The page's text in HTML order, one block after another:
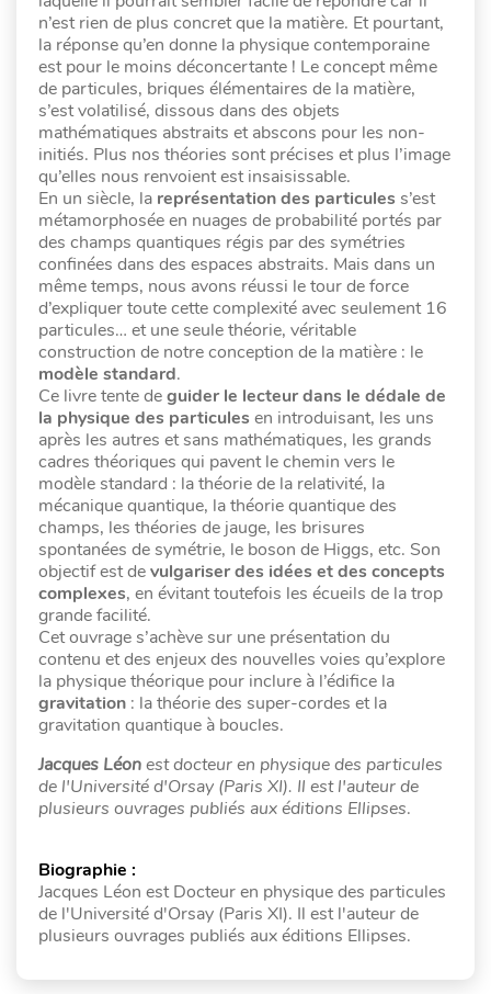
n’est rien de plus concret que la matière. Et pourtant,
la réponse qu’en donne la physique contemporaine
est pour le moins déconcertante ! Le concept même
de particules, briques élémentaires de la matière,
s’est volatilisé, dissous dans des objets
mathématiques abstraits et abscons pour les non-
initiés. Plus nos théories sont précises et plus l’image
qu’elles nous renvoient est insaisissable.
En un siècle, la représentation des particules s’est
métamorphosée en nuages de probabilité portés par
des champs quantiques régis par des symétries
confinées dans des espaces abstraits. Mais dans un
même temps, nous avons réussi le tour de force
d’expliquer toute cette complexité avec seulement 16
particules… et une seule théorie, véritable
construction de notre conception de la matière : le
modèle standard.
Ce livre tente deguider le lecteur dans le dédale de
la physique des particules en introduisant, les uns
après les autres et sans mathématiques, les grands
cadres théoriques qui pavent le chemin vers le
modèle standard : la théorie de la relativité, la
mécanique quantique, la théorie quantique des
champs, les théories de jauge, les brisures
spontanées de symétrie, le boson de Higgs, etc. Son
objectif est devulgariser des idées et des concepts
complexes, en évitant toutefois les écueils de la trop
grande facilité.
Cet ouvrage s’achève sur une présentation du
contenu et des enjeux des nouvelles voies qu’explore
la physique théorique pour inclure à l’édifice la
gravitation : la théorie des super-cordes et la
gravitation quantique à boucles.
Jacques Léonest docteur en physique des particules
de l'Université d'Orsay (Paris XI). Il est l'auteur de
plusieurs ouvrages publiés aux éditions Ellipses.
Biographie :
Jacques Léon est Docteur en physique des particules
de l'Université d'Orsay (Paris XI). Il est l'auteur de
plusieurs ouvrages publiés aux éditions Ellipses.